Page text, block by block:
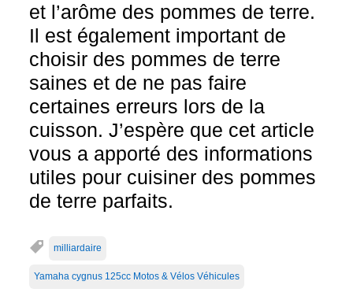
et l’arôme des pommes de terre.
Il est également important de
choisir des pommes de terre
saines et de ne pas faire
certaines erreurs lors de la
cuisson. J’espère que cet article
vous a apporté des informations
utiles pour cuisiner des pommes
de terre parfaits.
milliardaire
Yamaha cygnus 125cc Motos & Vélos Véhicules